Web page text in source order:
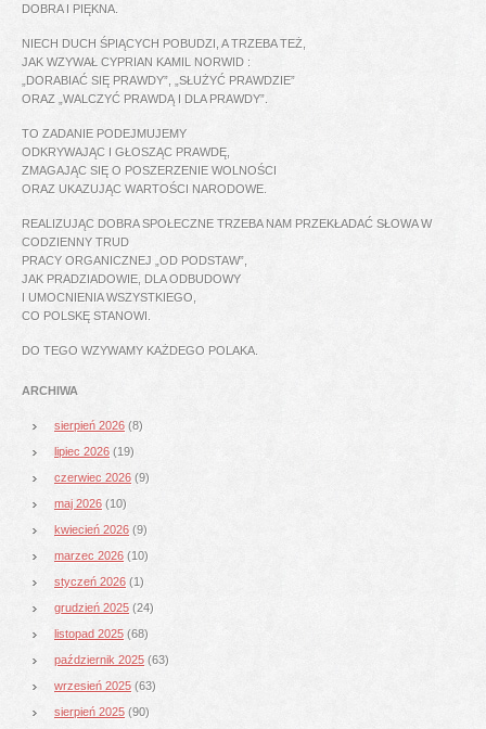
DOBRA I PIĘKNA.
NIECH DUCH ŚPIĄCYCH POBUDZI, A TRZEBA TEŻ,
JAK WZYWAŁ CYPRIAN KAMIL NORWID :
„DORABIAĆ SIĘ PRAWDY”, „SŁUŻYĆ PRAWDZIE”
ORAZ „WALCZYĆ PRAWDĄ I DLA PRAWDY”.
TO ZADANIE PODEJMUJEMY
ODKRYWAJĄC I GŁOSZĄC PRAWDĘ,
ZMAGAJĄC SIĘ O POSZERZENIE WOLNOŚCI
ORAZ UKAZUJĄC WARTOŚCI NARODOWE.
REALIZUJĄC DOBRA SPOŁECZNE TRZEBA NAM PRZEKŁADAĆ SŁOWA W
CODZIENNY TRUD
PRACY ORGANICZNEJ „OD PODSTAW”,
JAK PRADZIADOWIE, DLA ODBUDOWY
I UMOCNIENIA WSZYSTKIEGO,
CO POLSKĘ STANOWI.
DO TEGO WZYWAMY KAŻDEGO POLAKA.
ARCHIWA
sierpień 2026 (8)
lipiec 2026 (19)
czerwiec 2026 (9)
maj 2026 (10)
kwiecień 2026 (9)
marzec 2026 (10)
styczeń 2026 (1)
grudzień 2025 (24)
listopad 2025 (68)
październik 2025 (63)
wrzesień 2025 (63)
sierpień 2025 (90)